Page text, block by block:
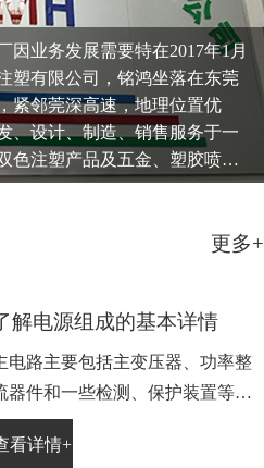
因业务发展需要特在2017年1月
塑有限公司，铭鸿坐落在东莞
紧邻莞深高速，地理位置优
、设计、制造、销售服务于一
色注塑产品及五金、塑胶喷
...
更多+
解电源组成的基本详情
电路主要包括主变压器、功率整
器件和一些检测、保护装置等。
镀电源中的主变压器是将交流电
电压降低为电镀工艺所需要的电
看详情+